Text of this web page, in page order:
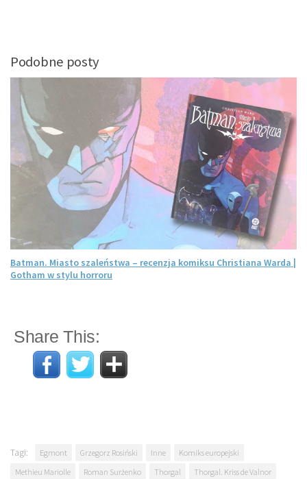
Podobne posty
Batman. Miasto szaleństwa – recenzja komiksu Christiana Warda |
Gotham w stylu horroru
Share This:
Tagi: Egmont Grzegorz Rosiński Inne
Komiks europejski
Methieu Mariolle
Roman Surżenko Thorgal
Thorgal. Kriss de Valnor